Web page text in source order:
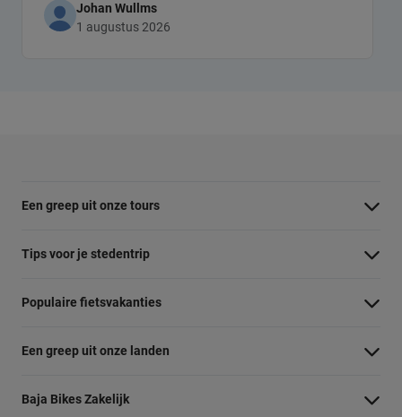
Johan Wullms
1 augustus 2026
Een greep uit onze tours
Barcelona Panorama tour
Dublin fietstour
Kaapstad Township tour
Tips voor je stedentrip
Wat te doen in Amsterdam
Wat te doen in Berlijn
Wat te doen in Boedapest
Populaire fietsvakanties
Fietsvakantie Duitsland
Fietsvakantie Italie
Een greep uit onze landen
Belgie
Baja Bikes Zakelijk